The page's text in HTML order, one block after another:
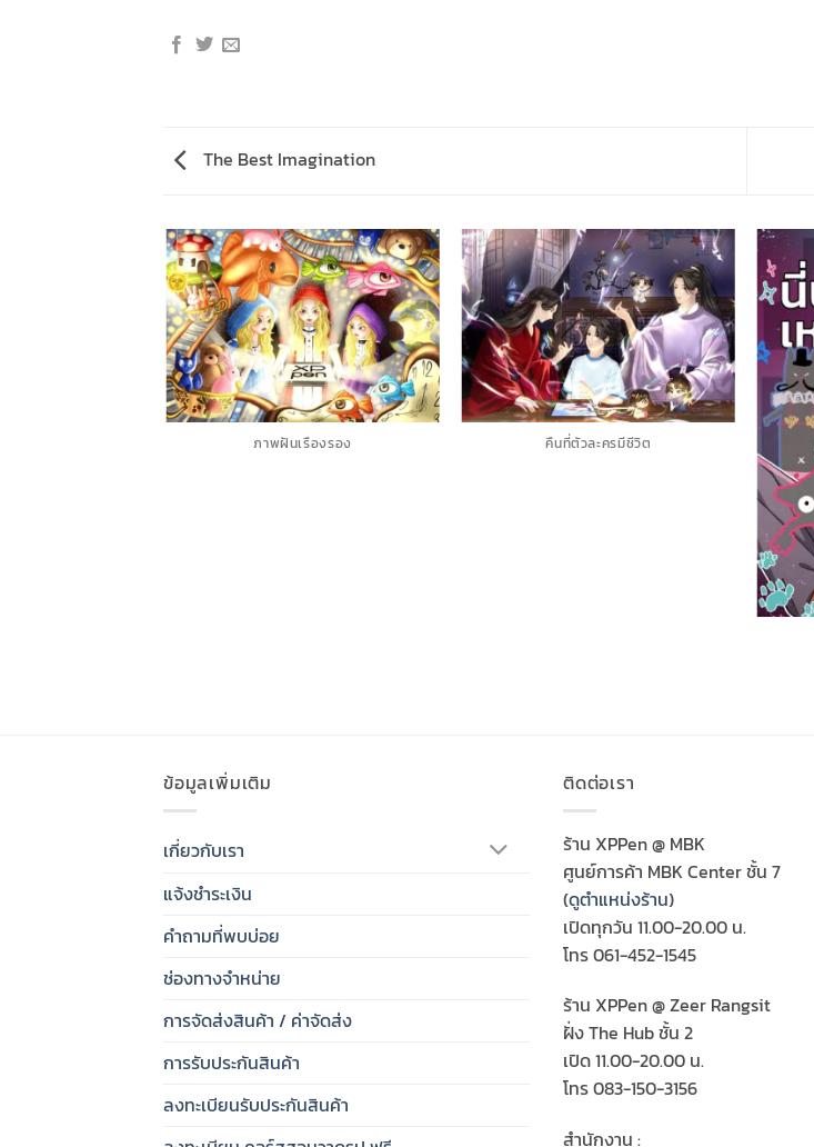
The Best Imagination
ภาพฝันเรืองรอง คืนที่ตัวละครมีชีวิต
ข้อมูลเพิ่มเติม
เกี่ยวกับเรา
แจ้งชำระเงิน
คำถามที่พบบ่อย
ช่องทางจำหน่าย
การจัดส่งสินค้า / ค่าจัดส่ง
การรับประกันสินค้า
ลงทะเบียนรับประกันสินค้า
ติดต่อเรา
ร้าน XPPen @ MBK
ศูนย์การค้า MBK Center ชั้น 7
(ดูตำแหน่งร้าน)
เปิดทุกวัน 11.00-20.00 น.
โทร 061-452-1545
ร้าน XPPen @ Zeer Rangsit
ฝั่ง The Hub ชั้น 2
เปิด 11.00-20.00 น.
โทร 083-150-3156
สำนักงาน :